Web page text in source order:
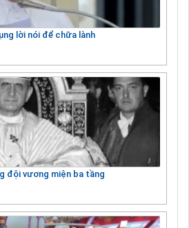
lời nói để chữa lành
đội vương miện ba tầng